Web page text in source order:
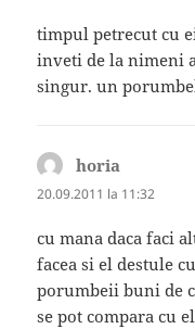
timpul petrecut cu
inveti de la nimeni
singur. un
horia
20.09.2011 la 11:32
cu mana daca faci
facea si el destule
porumbeii buni de
se pot compara cu